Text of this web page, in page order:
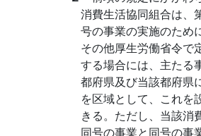
消費生活協同組合は、
号の事業の実施のため
その他厚生労働省令で
する場合には、主たる
都府県及び当該都府県
を区域として、これを
きる。ただし、当該消
同号の事業と同号の事